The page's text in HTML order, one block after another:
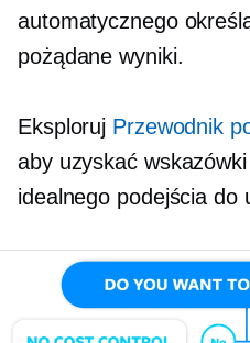
automatycznego
pożądane wyniki.
Eksploruj Przewodnik
aby uzyskać
idealnego podejścia do